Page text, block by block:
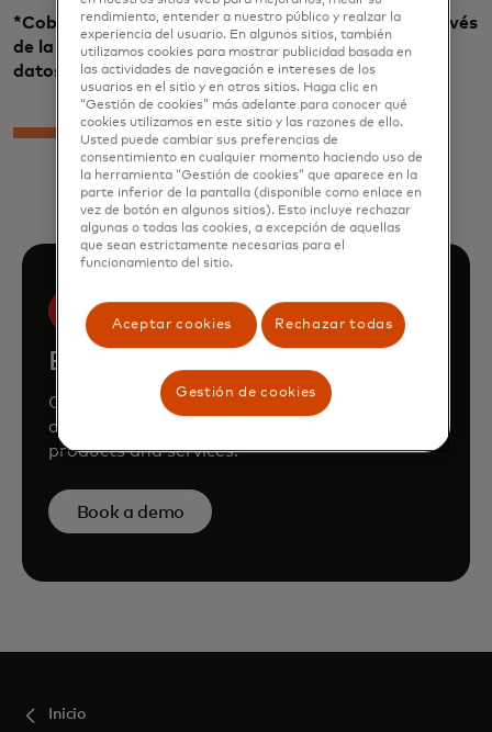
*Cobertura de cuentas de depósito en EE. UU. a través
de la red de banca abierta Mastercard, fuentes de
datos del consorcio bancario
Book a demo
Consult our team to learn how Mastercard
can enhance your business through our
products and services.
Book a demo
Inicio
rendimiento, entender a nuestro público y realzar la
experiencia del usuario. En algunos sitios, también
utilizamos cookies para mostrar publicidad basada en
las actividades de navegación e intereses de los
usuarios en el sitio y en otros sitios. Haga clic en
“Gestión de cookies” más adelante para conocer qué
cookies utilizamos en este sitio y las razones de ello.
Usted puede cambiar sus preferencias de
consentimiento en cualquier momento haciendo uso de
la herramienta “Gestión de cookies” que aparece en la
parte inferior de la pantalla (disponible como enlace en
vez de botón en algunos sitios). Esto incluye rechazar
algunas o todas las cookies, a excepción de aquellas
que sean estrictamente necesarias para el
funcionamiento del sitio.
Aceptar cookies Rechazar todas
Gestión de cookies